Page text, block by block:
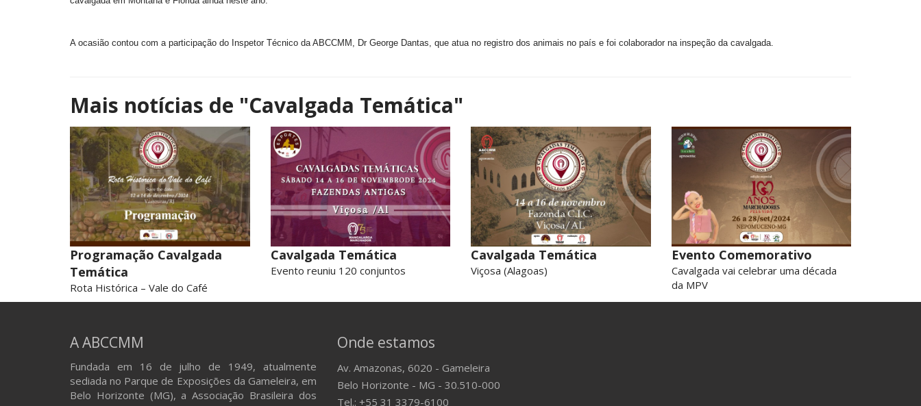
A ocasião contou com a participação do Inspetor Técnico da ABCCMM, Dr George Dantas, que atua no registro dos animais no país e foi colaborador na inspeção da cavalgada.
Mais notícias de "Cavalgada Temática"
Programação Cavalgada
Temática
Rota Histórica – Vale do Café
Cavalgada Temática
Evento reuniu 120 conjuntos
Cavalgada Temática
Viçosa (Alagoas)
Evento Comemorativo
Cavalgada vai celebrar uma década
da MPV
A ABCCMM
Fundada em 16 de julho de 1949, atualmente
sediada no Parque de Exposições da Gameleira, em
Belo Horizonte (MG), a Associação Brasileira dos
Onde estamos
Av. Amazonas, 6020 - Gameleira
Belo Horizonte - MG - 30.510-000
Tel.: +55 31 3379-6100